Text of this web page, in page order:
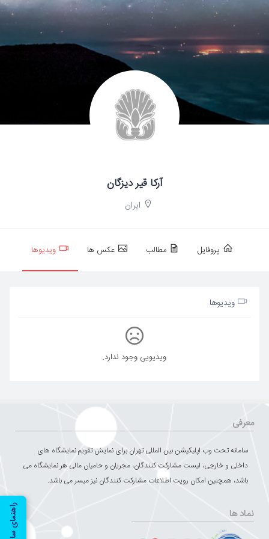
راهنمای سایت
آرکا قیر دیزگان
ایران
پروفایل مطالب عکس ها ویدیوها
ویدیوها
ویدیویی وجود ندارد.
معرفی
سامانه تحت وب اپلیکیشن بین المللی تهران برای نمایش تقویم نمایشگاه های
داخلی و خارجی، لیست مشارکت کنندگان، مجریان و حامیان مالی هر نمایشگاه می
باشد، همچنین امکان رویت اطلاعات مشارکت کنندگان نیز میسر می باشد.
نماد ها